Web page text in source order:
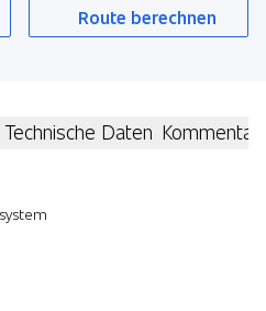
Route berechnen
Technische Daten Kommentar